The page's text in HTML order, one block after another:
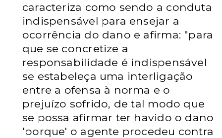
caracteriza como sendo a conduta
indispensável para ensejar a
ocorrência do dano e afirma: "para
que se concretize a
responsabilidade é indispensável
se estabeleça uma interligação
entre a ofensa à norma e o
prejuízo sofrido, de tal modo que
se possa afirmar ter havido o dano
'porque' o agente procedeu contra